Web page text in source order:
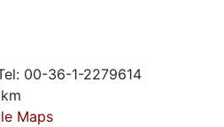
00-36-1-2279614
Maps